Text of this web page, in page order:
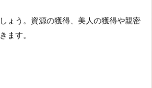
ょう。資源の獲得、美人の獲得や親密
ます。